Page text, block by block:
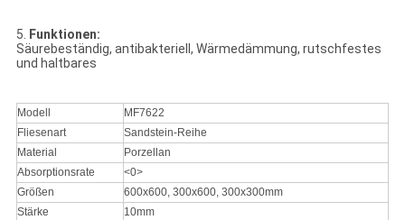
5. Funktionen:
Säurebeständig, antibakteriell, Wärmedämmung, rutschfestes
und haltbares
Modell
MF7622
Fliesenart
Sandstein-Reihe
Material
Porzellan
Absorptionsrate
<0>
Größen
600x600, 300x600, 300x300mm
Stärke
10mm